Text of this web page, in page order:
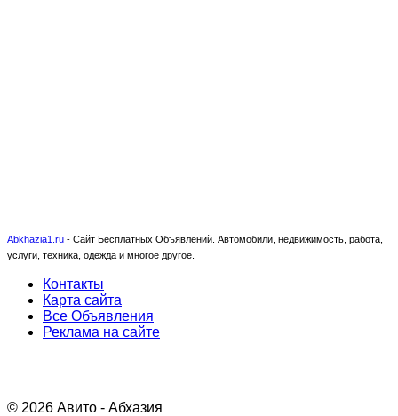
Abkhazia1.ru - Сайт Бесплатных Объявлений. Автомобили, недвижимость, работа,
услуги, техника, одежда и многое другое.
Контакты
Карта сайта
Все Объявления
Реклама на сайте
© 2026 Авито - Абхазия